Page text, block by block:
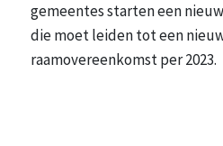
gemeentes starten een
die moet leiden tot een
raamovereenkomst per 2023.